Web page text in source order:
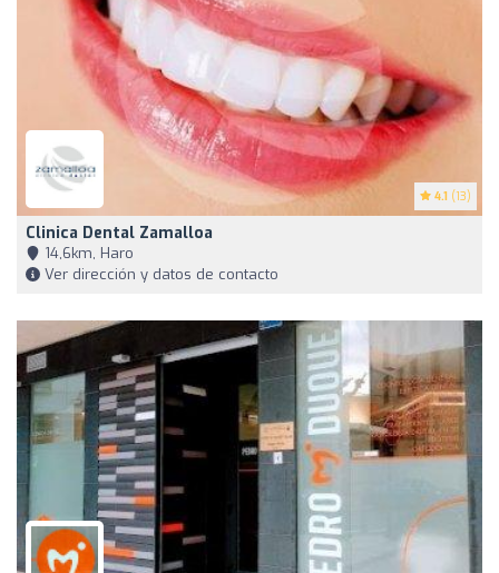
4.1 (13)
Clinica Dental Zamalloa
14,6km, Haro
Ver dirección y datos de contacto